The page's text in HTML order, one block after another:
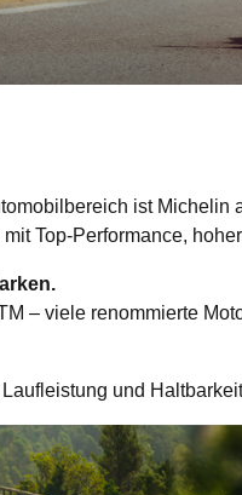
ist
Top-Performance,
– viele renommierte
und